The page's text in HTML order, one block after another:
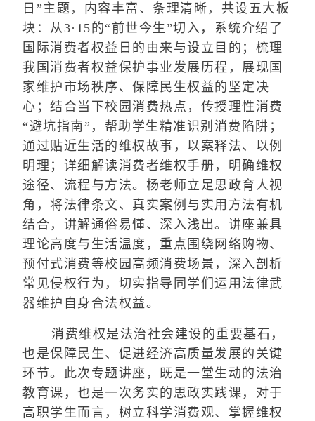
日”主题，内容丰富、条理清晰，共设五大板
块：从3·15的“前世今生”切入，系统介绍了
国际消费者权益日的由来与设立目的；梳理
我国消费者权益保护事业发展历程，展现国
家维护市场秩序、保障民生权益的坚定决
心；结合当下校园消费热点，传授理性消费
“避坑指南”，帮助学生精准识别消费陷阱；
通过贴近生活的维权故事，以案释法、以例
明理；详细解读消费者维权手册，明确维权
途径、流程与方法。杨老师立足思政育人视
角，将法律条文、真实案例与实用方法有机
结合，讲解通俗易懂、深入浅出。讲座兼具
理论高度与生活温度，重点围绕网络购物、
预付式消费等校园高频消费场景，深入剖析
常见侵权行为，切实指导同学们运用法律武
器维护自身合法权益。
消费维权是法治社会建设的重要基石，
也是保障民生、促进经济高质量发展的关键
环节。此次专题讲座，既是一堂生动的法治
教育课，也是一次务实的思政实践课，对于
高职学生而言，树立科学消费观、掌握维权